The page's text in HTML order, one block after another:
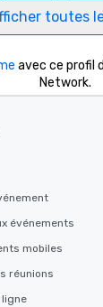
toutes
avec ce profil
Network.
événements
mobiles
réunions
ligne